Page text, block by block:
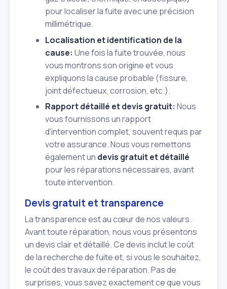
pour localiser la fuite avec une précision
millimétrique.
Localisation et identification de la
cause: Une fois la fuite trouvée, nous
vous montrons son origine et vous
expliquons la cause probable (fissure,
joint défectueux, corrosion, etc.).
Rapport détaillé et devis gratuit: Nous
vous fournissons un rapport
d'intervention complet, souvent requis par
votre assurance. Nous vous remettons
également un devis gratuit et détaillé
pour les réparations nécessaires, avant
toute intervention.
Devis gratuit et transparence
La transparence est au cœur de nos valeurs.
Avant toute réparation, nous vous présentons
un devis clair et détaillé. Ce devis inclut le coût
de la recherche de fuite et, si vous le souhaitez,
le coût des travaux de réparation. Pas de
surprises, vous savez exactement ce que vous